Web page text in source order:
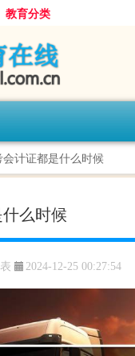
教育分类
会计证都是什么时候
么时候
2024-12-25 00:27:54